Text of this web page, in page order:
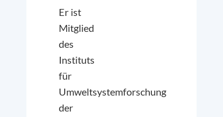
Er ist
Mitglied
des
Instituts
für
Umweltsystemforschung
der